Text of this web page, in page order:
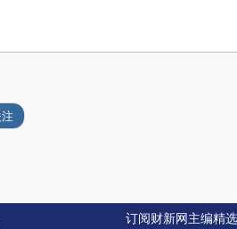
订阅财新网主编精